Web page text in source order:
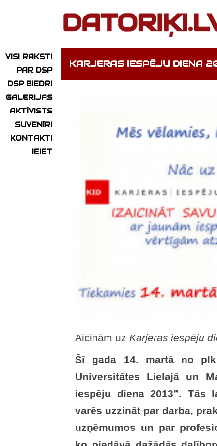
VISI RAKSTI
PAR DSP
DSP BIEDRI
GALERIJAS
AKTĪVISTS
SUVENĪRI
KONTAKTI
IEIET
KARJERAS IESPĒJU DIENA
Aicinām uz Karjeras iespēju
Šī gada 14. martā no
Universitātes Lielajā un
iespēju diena 2013”. Tās
varēs uzzināt par darba,
uzņēmumos un par